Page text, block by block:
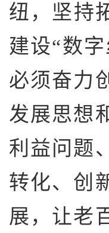
纽，坚持
建设“数
必须奋力
发展思想
利益问题
转化、创
展，让老